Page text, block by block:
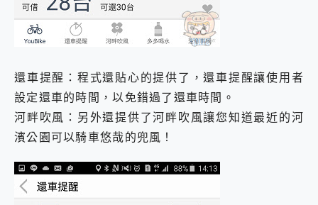
還車提醒：程式還貼心的提供了，還車提醒讓使用者
設定還車的時間，以免錯過了還車時間。
河畔吹風：另外還提供了河畔吹風讓您知道最近的河
濱公園可以騎車悠哉的兜風！